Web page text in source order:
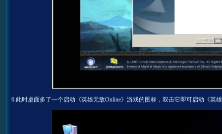
6.此时桌面多了一个启动《英雄无敌Online》游戏的图标，双击它即可启动《英